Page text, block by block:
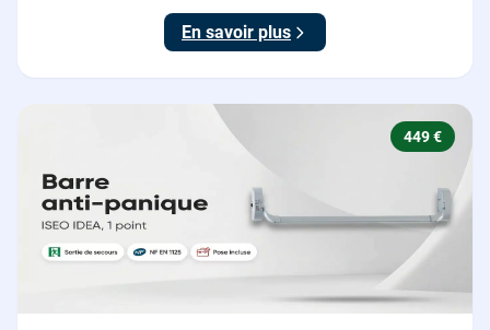
En savoir plus
449 €